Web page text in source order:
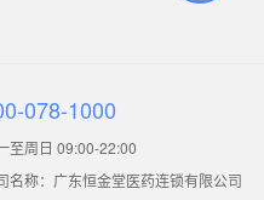
078-1000
至周日 09:00-22:00
名称：广东恒金堂医药连锁有限公司